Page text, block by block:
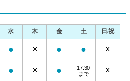
水 木 金 土
日/祝
● × ● ● ×
● × ●
17:30
まで
×